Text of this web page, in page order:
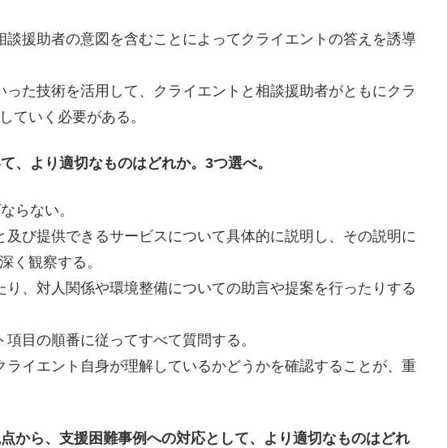
援助者の意図を含むことによってクライエントの答えを誘導
た技術を活用して、クライエントと相談援助者がともにクラ
ていく必要がある。
より適切なものはどれか。3つ選べ。
らない。
び提供できるサービスについて具体的に説明し、その説明に
く観察する。
、対人関係や環境整備についての助言や提案を行ったりする
目の順番に従ってすべて質問する。
イエント自身が理解しているかどうかを確認することが、重
ら、支援困難事例への対応として、より適切なものはどれ